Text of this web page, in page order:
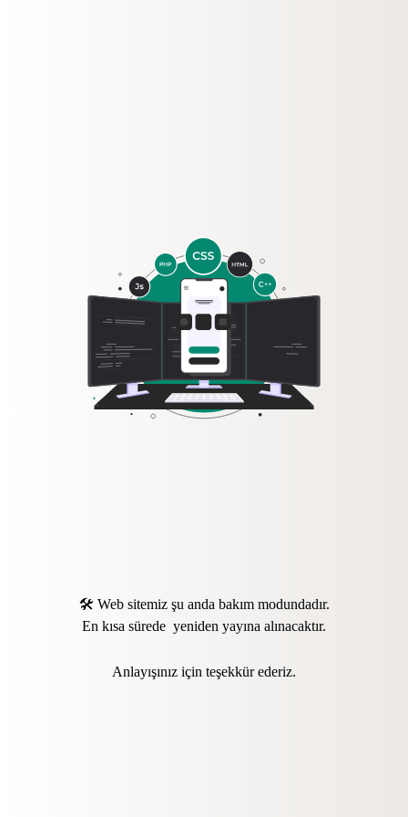
🛠️ Web sitemiz şu anda bakım modundadır.
En kısa sürede yeniden yayına alınacaktır.
Anlayışınız için teşekkür ederiz.